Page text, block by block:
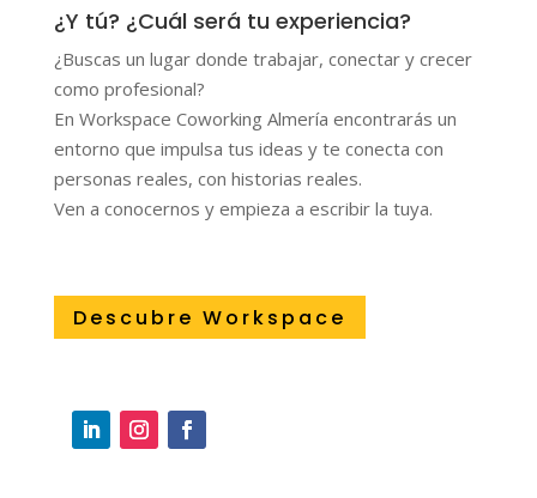
¿Y tú? ¿Cuál será tu experiencia?
¿Buscas un lugar donde trabajar, conectar y crecer
como profesional?
En Workspace Coworking Almería encontrarás un
entorno que impulsa tus ideas y te conecta con
personas reales, con historias reales.
Ven a conocernos y empieza a escribir la tuya.
Descubre Workspace